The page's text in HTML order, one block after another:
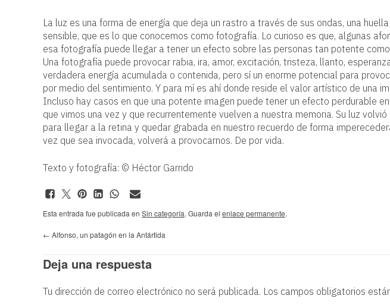
La luz es una forma de energía que deja un rastro a través de sus ondas, una
sensible, que es lo que conocemos como fotografía. Lo curioso es que, algunas
esa fotografía puede llegar a tener un efecto sobre las personas tan potente
Una fotografía puede provocar rabia, ira, amor, excitación, tristeza, llanto,
verdadera energía acumulada o contenida, pero sí un enorme potencial para
por medio del sentimiento. Y para mí es ahí donde reside el valor artístico de una
Incluso hay casos en que una potente imagen puede tener un efecto perdurable
que vimos una vez y que recurrentemente vuelven a nuestra memoria. Su luz
para llegar a la retina y quedar grabada en nuestro recuerdo de forma
vez que sea invocada, volverá a provocarnos. De por vida.
Texto y fotografía: © Héctor Garrido
Esta entrada fue publicada en Sin categoría. Guarda el enlace permanente.
← Alfonso, un patagón en la Antártida
Deja una respuesta
Tu dirección de correo electrónico no será publicada. Los campos obligatorios